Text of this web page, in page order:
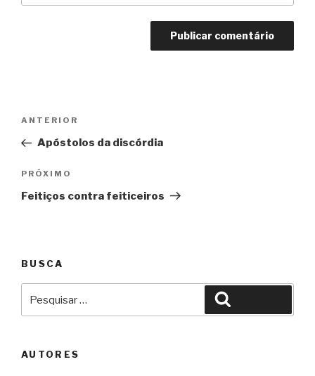
Post
Anterior
ANTERIOR
Apóstolos da discórdia
Próximo
PRÓXIMO
Feitiços contra feiticeiros
BUSCA
AUTORES